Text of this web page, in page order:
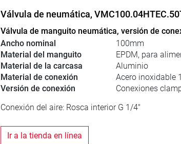
Válvula de neumática,
Válvula de manguito neumática, versión de
Ancho nominal
100mm
Material del manguito
EPDM, para
Material de la carcasa
Aluminio
Material de conexión
Acero inoxidable
Versión de conexión
Conexiones
Conexión del aire: Rosca interior G 1/4"
Ir a la tienda en línea